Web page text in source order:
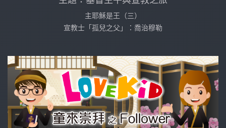
主耶穌是王（三）
宣教士「孤兒之父」：喬治穆勒